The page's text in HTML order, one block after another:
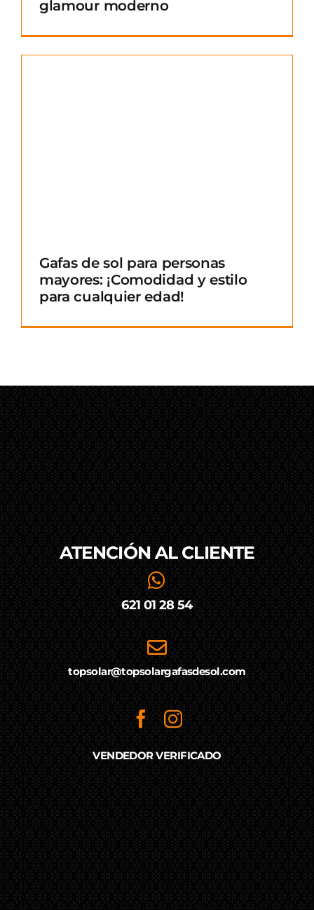
glamour moderno
Gafas de sol para personas
mayores: ¡Comodidad y estilo
para cualquier edad!
ATENCIÓN AL CLIENTE
621 01 28 54
topsolar@topsolargafasdesol.com
VENDEDOR VERIFICADO